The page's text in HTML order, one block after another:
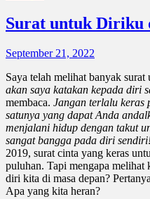
Surat untuk Diriku
September 21, 2022
Saya telah melihat banyak
akan saya katakan kepada diri
membaca. Jangan terlalu keras
satunya yang dapat Anda
menjalani hidup dengan takut
sangat bangga pada diri
2019, surat cinta yang keras
puluhan. Tapi mengapa melihat
diri kita di masa depan?
Apa yang kita heran?